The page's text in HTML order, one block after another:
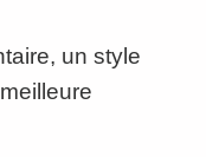
un style